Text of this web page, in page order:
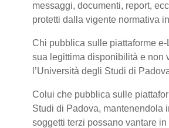
messaggi, documenti, report,
protetti dalla vigente normativa
Chi pubblica sulle piattaforme
sua legittima disponibilità e non
l’Università degli Studi di
Colui che pubblica sulle
Studi di Padova, mantenendola
soggetti terzi possano vantare